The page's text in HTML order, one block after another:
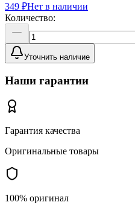
349 ₽Нет в наличии
Количество:
Уточнить наличие
Наши гарантии
Гарантия качества
Оригинальные товары
100% оригинал